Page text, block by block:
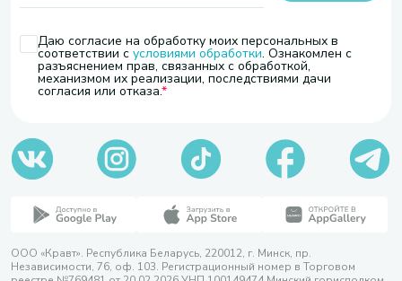
Даю согласие на обработку моих персональных в
соответствии с условиями обработки. Ознакомлен с
разъяснением прав, связанных с обработкой,
механизмом их реализации, последствиями дачи
согласия или отказа.
ООО «Кравт». Республика Беларусь, 220012, г. Минск, пр.
Независимости, 76, оф. 103. Регистрационный номер в Торговом